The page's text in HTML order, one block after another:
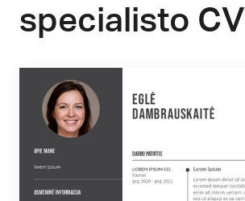
specialisto CV